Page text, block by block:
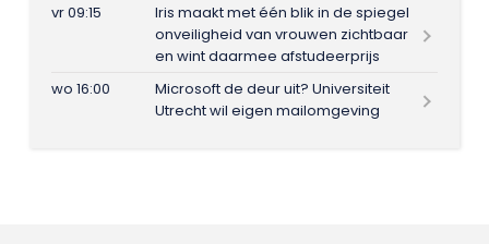
vr 09:15
Iris maakt met één blik in de spiegel
onveiligheid van vrouwen zichtbaar
en wint daarmee afstudeerprijs
wo 16:00
Microsoft de deur uit? Universiteit
Utrecht wil eigen mailomgeving